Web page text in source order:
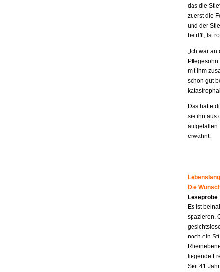
das die
zuerst die
und der
betrifft, ist
„Ich war
Pflegesohn
mit ihm
schon gut
Das hatte
sie ihn aus
erwähnt.
Die
Leseprobe
Es ist
spazieren.
noch ein
liegende
Seit 41